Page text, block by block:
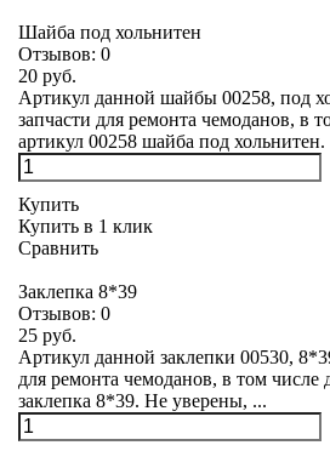
Шайба под хольнитен
Отзывов: 0
20 руб.
Артикул данной шайбы 00258, под
запчасти для ремонта чемоданов, в
артикул 00258 шайба под хольнитен.
Купить
Купить в 1 клик
Сравнить
Заклепка 8*39
Отзывов: 0
25 руб.
Артикул данной заклепки 00530,
для ремонта чемоданов, в том числе
заклепка 8*39. Не уверены, ...